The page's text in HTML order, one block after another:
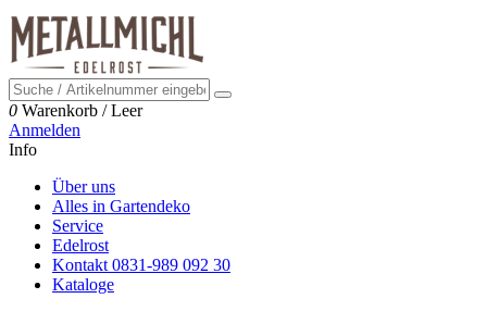
0 Warenkorb /Leer
Anmelden
Info
Über uns
Alles in Gartendeko
Service
Edelrost
Kontakt 0831-989 092 30
Kataloge